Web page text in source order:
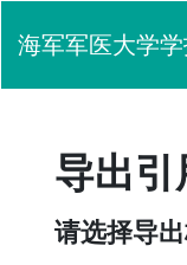
海军军医大学学
导出引
请选择导